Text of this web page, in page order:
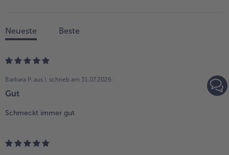
Neueste Beste
Barbara P. aus I. schrieb am 31.07.2026:
Gut
Schmeckt immer gut